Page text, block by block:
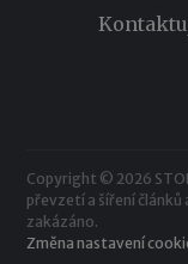
Copyright © 2026
převzetí a šíření článků
zakázáno.
Změna nastavení